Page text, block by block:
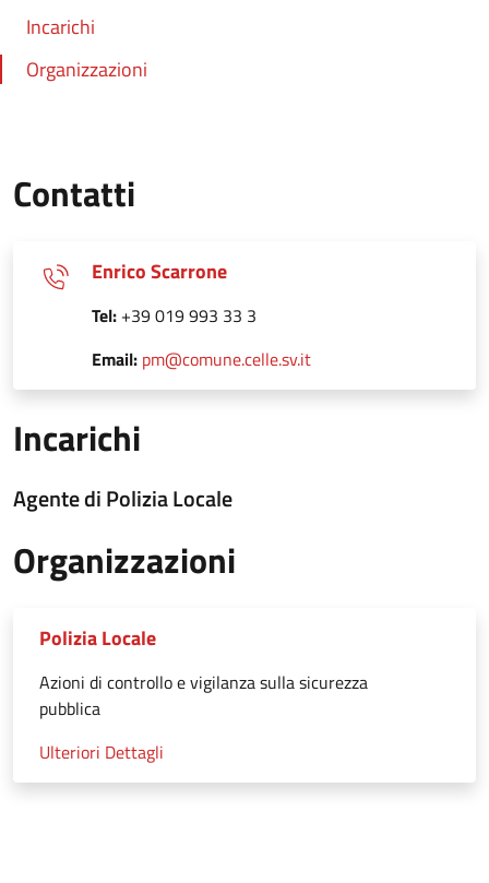
Incarichi
Organizzazioni
Contatti
Enrico Scarrone
Tel: +39 019 993 33 3
Email: pm@comune.celle.sv.it
Incarichi
Agente di Polizia Locale
Organizzazioni
Polizia Locale
Azioni di controllo e vigilanza sulla sicurezza
pubblica
Ulteriori Dettagli